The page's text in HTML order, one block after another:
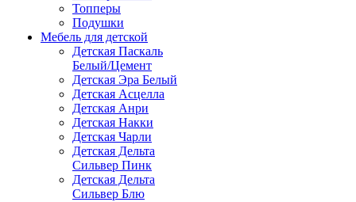
Топперы
Подушки
Мебель для детской
Детская Паскаль
Белый/Цемент
Детская Эра Белый
Детская Асцелла
Детская Анри
Детская Накки
Детская Чарли
Детская Дельта
Сильвер Пинк
Детская Дельта
Сильвер Блю